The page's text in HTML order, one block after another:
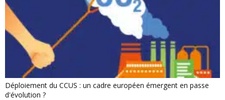
Déploiement du CCUS : un cadre européen émergent en passe
d'évolution ?